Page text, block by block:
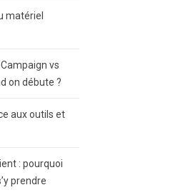
matériel
vs
on débute ?
aux outils et
: pourquoi
prendre